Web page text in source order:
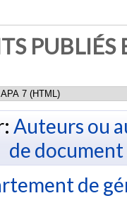
PUBLIÉS
Auteurs ou
de document
de